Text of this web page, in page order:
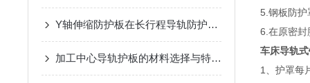
Y轴伸缩防护板在长行程导轨防护中的设计与应用
加工中心导轨护板的材料选择与特点说明
5.钢板防护
6.在原密
车床导轨
1、护罩每